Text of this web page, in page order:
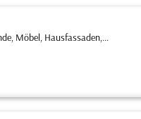
Möbel, Hausfassaden,...